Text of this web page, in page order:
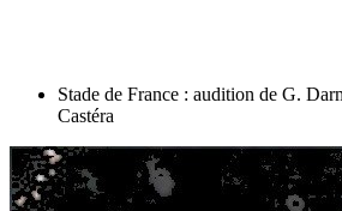
Stade de France : audition de G.
Castéra